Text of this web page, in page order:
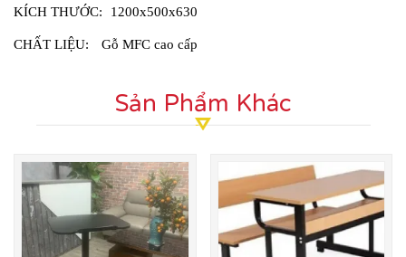
KÍCH THƯỚC: 1200x500x630
CHẤT LIỆU: Gỗ MFC cao cấp
Sản Phẩm Khác